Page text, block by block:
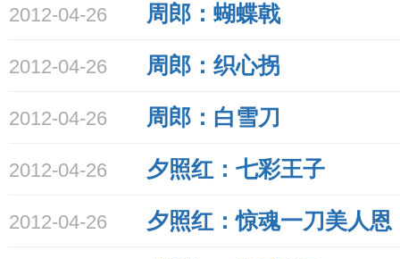
2012-04-26 周郎：蝴蝶戟
2012-04-26 周郎：织心拐
2012-04-26 周郎：白雪刀
2012-04-26 夕照红：七彩王子
2012-04-26 夕照红：惊魂一刀美人恩